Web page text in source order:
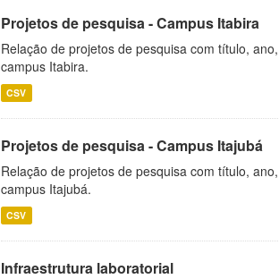
Projetos de pesquisa - Campus Itabira
Relação de projetos de pesquisa com título,
campus Itabira.
CSV
Projetos de pesquisa - Campus Itajubá
Relação de projetos de pesquisa com título,
campus Itajubá.
CSV
Infraestrutura laboratorial